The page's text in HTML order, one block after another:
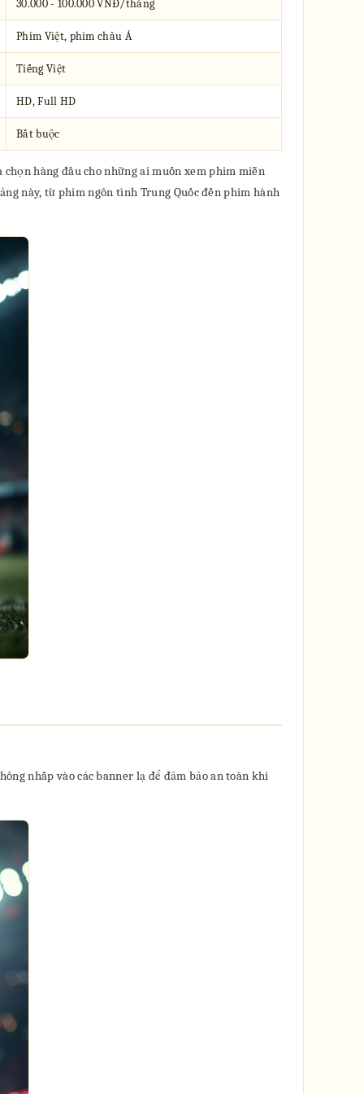
30.000 - 100.000 VNĐ/tháng
Phim Việt, phim châu Á
Tiếng Việt
HD, Full HD
Bắt buộc
hàng đầu cho những ai muốn xem phim miễn
này, từ phim ngôn tình Trung Quốc đến phim hành
nhấp vào các banner lạ để đảm bảo an toàn khi